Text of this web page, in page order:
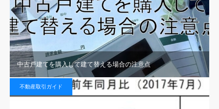
中古戸建てを購入して建て替える場合の注意点
不動産取引ガイド